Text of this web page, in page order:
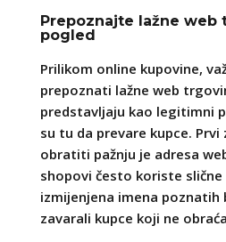
Prepoznajte lažne web
pogled
Prilikom online kupovine,
prepoznati lažne web
predstavljaju kao legitimni
su tu da prevare kupce.
obratiti pažnju je adresa
shopovi često koriste
izmijenjena imena poznatih
zavarali kupce koji ne